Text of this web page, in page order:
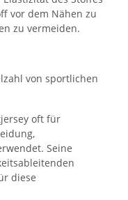
vor dem Nähen zu
zu vermeiden.
von sportlichen
oft für
Seine
diese